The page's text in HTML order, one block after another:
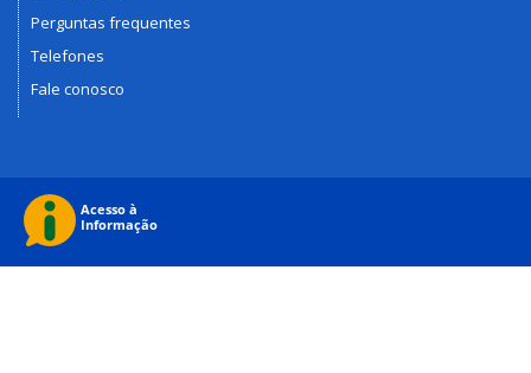
Perguntas frequentes
Telefones
Fale conosco